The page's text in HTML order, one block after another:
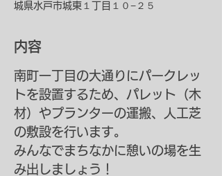
城県水戸市城東１丁目１０−２５
内容
南町一丁目の大通りにパークレッ
トを設置するため、パレット（木
材）やプランターの運搬、人工芝
の敷設を行います。
みんなでまちなかに憩いの場を生
み出しましょう！